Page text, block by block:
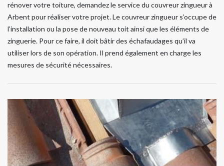
rénover votre toiture, demandez le service du couvreur zingueur à
Arbent pour réaliser votre projet. Le couvreur zingueur s’occupe de
l’installation ou la pose de nouveau toit ainsi que les éléments de
zinguerie. Pour ce faire, il doit bâtir des échafaudages qu’il va
utiliser lors de son opération. Il prend également en charge les
mesures de sécurité nécessaires.